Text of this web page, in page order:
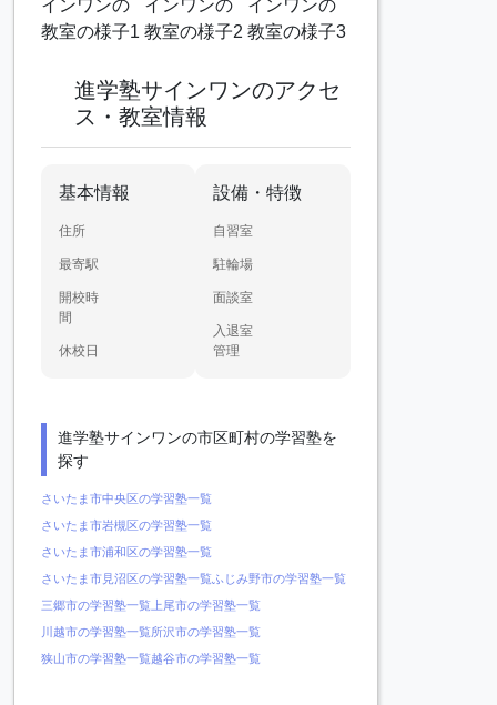
進学塾サインワンのアクセ
ス・教室情報
基本情報
住所
最寄駅
開校時
間
休校日
設備・特徴
自習室
駐輪場
面談室
入退室
管理
進学塾サインワンの市区町村の学習塾を
探す
さいたま市中央区の学習塾一覧
さいたま市岩槻区の学習塾一覧
さいたま市浦和区の学習塾一覧
さいたま市見沼区の学習塾一覧 ふじみ野市の学習塾一覧
三郷市の学習塾一覧 上尾市の学習塾一覧
川越市の学習塾一覧所沢市の学習塾一覧
狭山市の学習塾一覧越谷市の学習塾一覧